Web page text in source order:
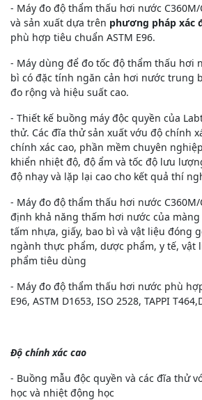
- Máy đo độ thẩm thấu hơi nước
và sản xuất dựa trên phương pháp xác
phù hợp tiêu chuẩn ASTM E96.
- Máy dùng để đo tốc độ thẩm thấu hơi
bì có đặc tính ngăn cản hơi nước trung
đo rộng và hiệu suất cao.
- Thiết kế buồng máy độc quyền của
thử. Các đĩa thử sản xuất vớu độ chính
chính xác cao, phần mềm chuyên
khiển nhiệt độ, độ ẩm và tốc độ lưu
độ nhạy và lặp lại cao cho kết quả thí
- Máy đo độ thẩm thấu hơi nước C360M/
định khả năng thấm hơi nước của
tấm nhựa, giấy, bao bì và vật liệu đóng
ngành thực phẩm, dược phẩm, y tế, vật
phẩm tiêu dùng
- Máy đo độ thẩm thấu hơi nước phù
E96, ASTM D1653, ISO 2528, TAPPI
Độ chính xác cao
- Buồng mẫu độc quyền và các đĩa thử
học và nhiệt động học